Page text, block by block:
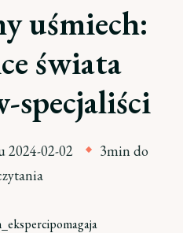
uśmiech:
świata
specjaliści
2024-02-02
3min do